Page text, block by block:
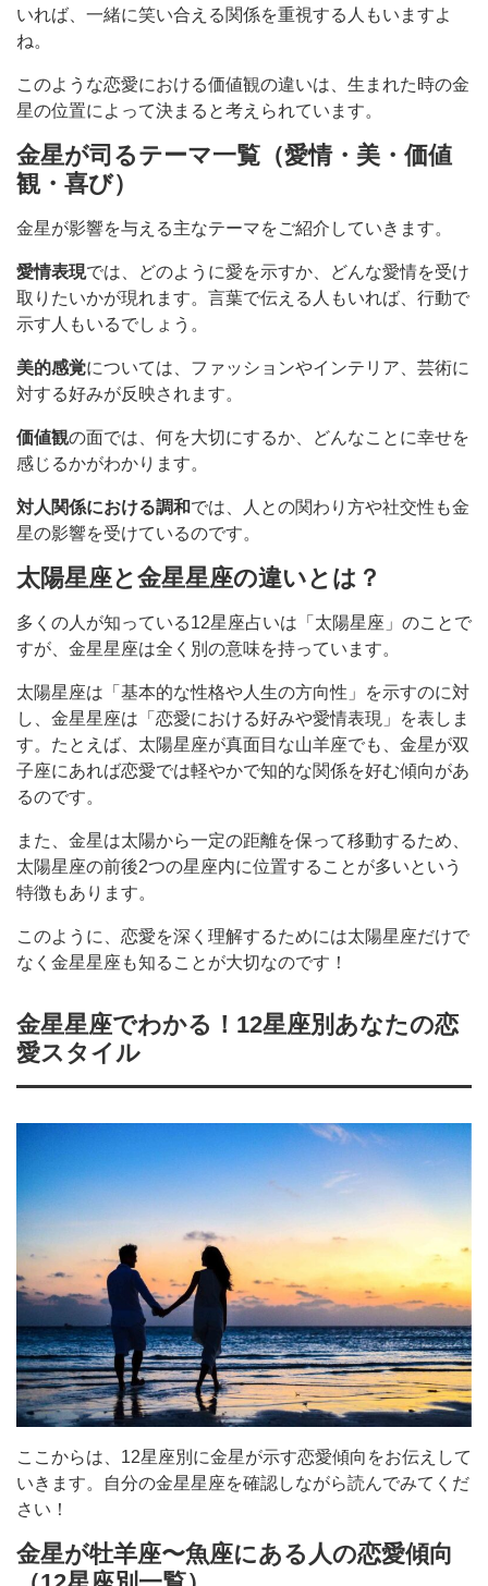
いれば、一緒に笑い合える関係を重視する人もいますよ
ね。
このような恋愛における価値観の違いは、生まれた時の金
星の位置によって決まると考えられています。
金星が司るテーマ一覧（愛情・美・価値
観・喜び）
金星が影響を与える主なテーマをご紹介していきます。
愛情表現では、どのように愛を示すか、どんな愛情を受け
取りたいかが現れます。言葉で伝える人もいれば、行動で
示す人もいるでしょう。
美的感覚については、ファッションやインテリア、芸術に
対する好みが反映されます。
価値観の面では、何を大切にするか、どんなことに幸せを
感じるかがわかります。
対人関係における調和では、人との関わり方や社交性も金
星の影響を受けているのです。
太陽星座と金星星座の違いとは？
多くの人が知っている12星座占いは「太陽星座」のことで
すが、金星星座は全く別の意味を持っています。
太陽星座は「基本的な性格や人生の方向性」を示すのに対
し、金星星座は「恋愛における好みや愛情表現」を表しま
す。たとえば、太陽星座が真面目な山羊座でも、金星が双
子座にあれば恋愛では軽やかで知的な関係を好む傾向があ
るのです。
また、金星は太陽から一定の距離を保って移動するため、
太陽星座の前後2つの星座内に位置することが多いという
特徴もあります。
このように、恋愛を深く理解するためには太陽星座だけで
なく金星星座も知ることが大切なのです！
金星星座でわかる！12星座別あなたの恋
愛スタイル
ここからは、12星座別に金星が示す恋愛傾向をお伝えして
いきます。自分の金星星座を確認しながら読んでみてくだ
さい！
金星が牡羊座〜魚座にある人の恋愛傾向